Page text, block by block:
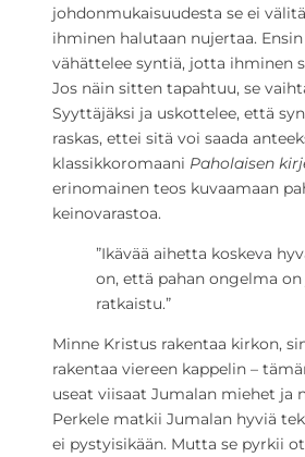
johdonmukaisuudesta se ei
ihminen halutaan nujertaa. Ensin
vähättelee syntiä, jotta ihminen
Jos näin sitten tapahtuu, se
Syyttäjäksi ja uskottelee, että
raskas, ettei sitä voi saada
klassikkoromaani Paholaisen
erinomainen teos kuvaamaan
keinovarastoa.
”Ikävää aihetta koskeva
on, että pahan ongelma on
ratkaistu.”
Minne Kristus rakentaa kirkon,
rakentaa viereen kappelin –
useat viisaat Jumalan miehet ja
Perkele matkii Jumalan hyviä
ei pystyisikään. Mutta se pyrkii